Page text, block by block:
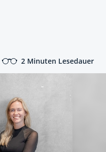
2 Minuten Lesedauer